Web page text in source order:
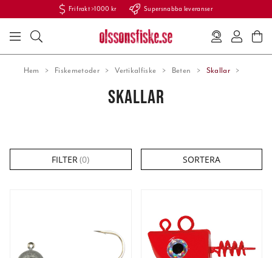
Fri frakt >1000 kr Supersnabba leveranser
Hem Fiskemetoder Vertikalfiske Beten Skallar
SKALLAR
FILTER (0) SORTERA